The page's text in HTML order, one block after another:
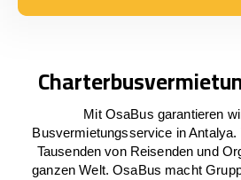
Mit OsaBus garantieren
Busvermietungsservice in Antalya.
Tausenden von Reisenden und
ganzen Welt. OsaBus macht